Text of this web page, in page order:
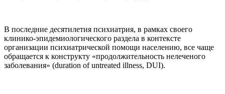
В последние десятилетия психиатрия, в рамках своего
клинико-эпидемиологического раздела в контексте
организации психиатрической помощи населению, все чаще
обращается к конструкту «продолжительность нелеченого
заболевания» (duration of untreated illness, DUI).